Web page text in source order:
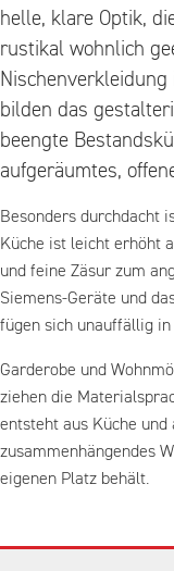
helle, klare Optik,
rustikal wohnlich
bilden das
beengte
aufgeräumtes,
Besonders durchdacht
Küche ist leicht erhöht
und feine Zäsur zum
Siemens-Geräte und
fügen sich unauffällig
Garderobe und
ziehen die
entsteht aus Küche und
zusammenhängendes
eigenen Platz behält.